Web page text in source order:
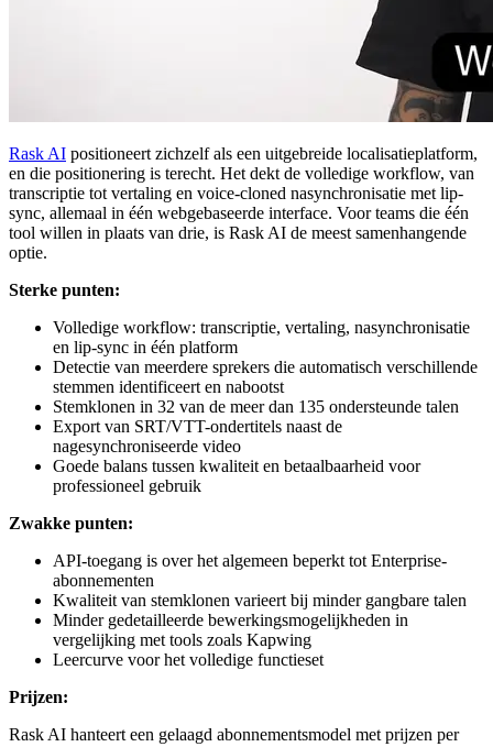
Rask AI positioneert zichzelf als een uitgebreide localisatieplatform,
en die positionering is terecht. Het dekt de volledige workflow, van
transcriptie tot vertaling en voice-cloned nasynchronisatie met lip-
sync, allemaal in één webgebaseerde interface. Voor teams die één
tool willen in plaats van drie, is Rask AI de meest samenhangende
optie.
Sterke punten:
Volledige workflow: transcriptie, vertaling, nasynchronisatie
en lip-sync in één platform
Detectie van meerdere sprekers die automatisch verschillende
stemmen identificeert en nabootst
Stemklonen in 32 van de meer dan 135 ondersteunde talen
Export van SRT/VTT-ondertitels naast de
nagesynchroniseerde video
Goede balans tussen kwaliteit en betaalbaarheid voor
professioneel gebruik
Zwakke punten:
API-toegang is over het algemeen beperkt tot Enterprise-
abonnementen
Kwaliteit van stemklonen varieert bij minder gangbare talen
Minder gedetailleerde bewerkingsmogelijkheden in
vergelijking met tools zoals Kapwing
Leercurve voor het volledige functieset
Prijzen:
Rask AI hanteert een gelaagd abonnementsmodel met prijzen per